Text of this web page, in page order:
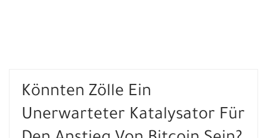
Könnten Zölle Ein
Unerwarteter Katalysator Für